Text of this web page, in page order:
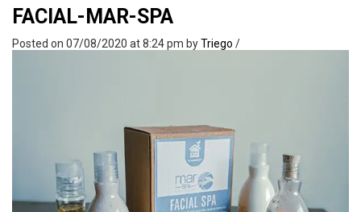
FACIAL-MAR-SPA
Posted on 07/08/2020 at 8:24 pm byTriego /